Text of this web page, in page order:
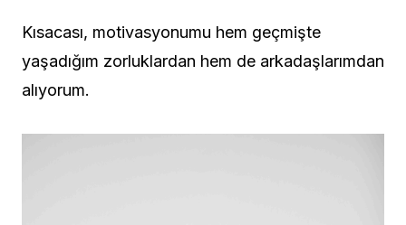
Kısacası, motivasyonumu hem geçmişte
yaşadığım zorluklardan hem de arkadaşlarımdan
alıyorum.